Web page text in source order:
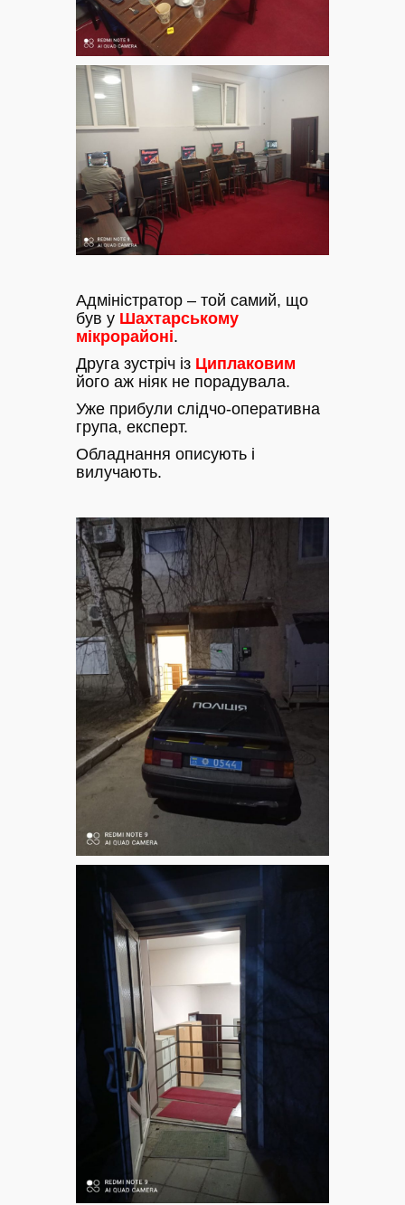
Адміністратор – той самий, що
був у Шахтарському
мікрорайоні.
Друга зустріч із Циплаковим
його аж ніяк не порадувала.
Уже прибули слідчо-оперативна
група, експерт.
Обладнання описують і
вилучають.